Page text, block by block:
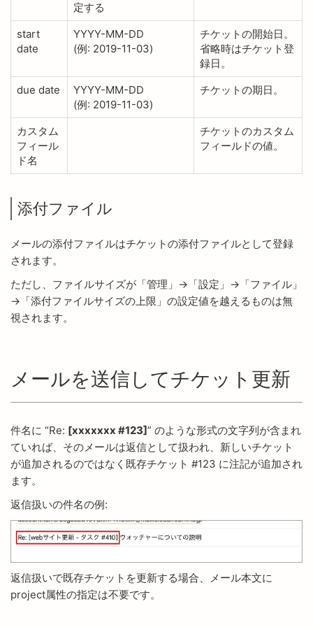
定する
start
date
YYYY-MM-DD
(例: 2019-11-03)
チケットの開始日。
省略時はチケット登
録日。
due date
YYYY-MM-DD
(例: 2019-11-03)
チケットの期日。
カスタム
フィール
ド名
チケットのカスタム
フィールドの値。
添付ファイル
メールの添付ファイルはチケットの添付ファイルとして登録
されます。
ただし、ファイルサイズが「管理」→「設定」→「ファイル」
→「添付ファイルサイズの上限」の設定値を越えるものは無
視されます。
メールを送信してチケット更新
件名に “Re: [xxxxxxx #123]” のような形式の文字列が含まれ
ていれば、そのメールは返信として扱われ、新しいチケット
が追加されるのではなく既存チケット #123 に注記が追加され
ます。
返信扱いの件名の例:
返信扱いで既存チケットを更新する場合、メール本文に
project属性の指定は不要です。